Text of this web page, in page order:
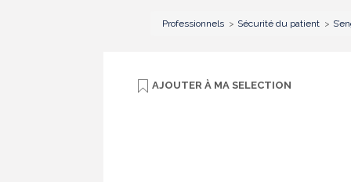
Professionnels Sécurité du patient
AJOUTER À MA SELECTION